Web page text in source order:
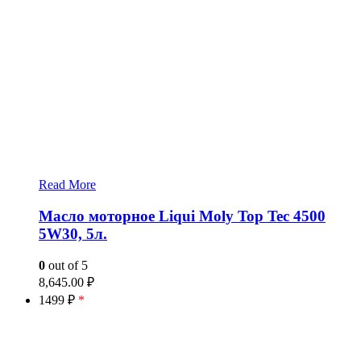
Read More
Масло моторное Liqui Moly Top Tec 4500
5W30, 5л.
0 out of 5
8,645.00 ₽
1499 ₽ *